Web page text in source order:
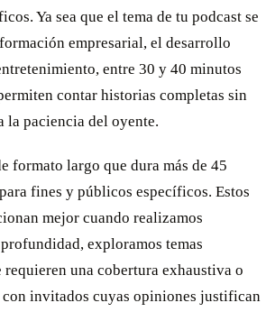
Ya sea que el tema de tu podcast se
empresarial, el desarrollo
entre 30 y 40 minutos
contar historias completas sin
la paciencia del oyente.
formato largo que dura más de 45
fines y públicos específicos. Estos
mejor cuando realizamos
exploramos temas
requieren una cobertura exhaustiva o
invitados cuyas opiniones justifican